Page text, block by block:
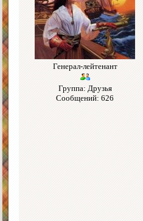
Генерал-лейтенант
Группа: Друзья
Сообщений: 626